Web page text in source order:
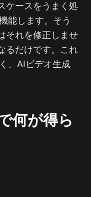
ケースをうまく処
能します。そう
それを修正しませ
るだけです。これ
、AIビデオ生成
何が得ら